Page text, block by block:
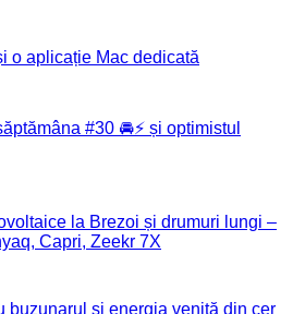
o aplicație Mac dedicată
#30 🚘⚡️ și optimistul
la Brezoi și drumuri lungi –
Capri, Zeekr 7X
buzunarul și energia venită din cer